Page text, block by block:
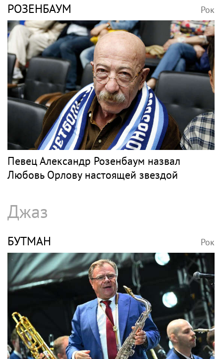
РОЗЕНБАУМ Рок
Певец Александр Розенбаум назвал
Любовь Орлову настоящей звездой
Джаз
БУТМАН Рок